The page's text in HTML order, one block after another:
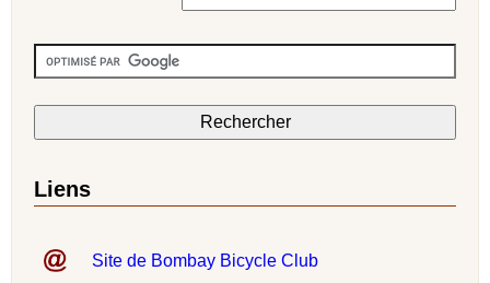
Liens
Site de Bombay Bicycle Club